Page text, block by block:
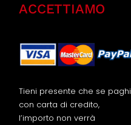
ACCETTIAMO
Tieni presente che se paghi
con carta di credito,
l’importo non verrà